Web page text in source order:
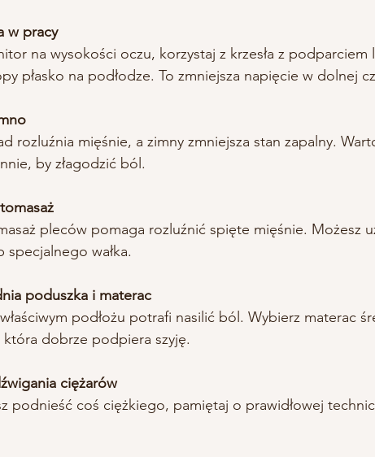
w pracy
na wysokości oczu, korzystaj z krzesła z podparciem
płasko na podłodze. To zmniejsza napięcie w dolnej
rozluźnia mięśnie, a zimny zmniejsza stan zapalny.
by złagodzić ból.
pleców pomaga rozluźnić spięte mięśnie. Możesz
specjalnego wałka.
poduszka i materac
podłożu potrafi nasilić ból. Wybierz materac
dobrze podpiera szyję.
ciężarów
podnieść coś ciężkiego, pamiętaj o prawidłowej